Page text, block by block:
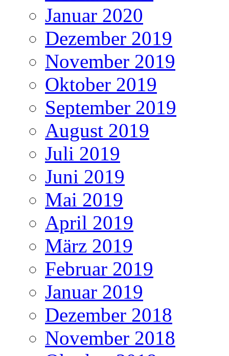
Januar 2020
Dezember 2019
November 2019
Oktober 2019
September 2019
August 2019
Juli 2019
Juni 2019
Mai 2019
April 2019
März 2019
Februar 2019
Januar 2019
Dezember 2018
November 2018